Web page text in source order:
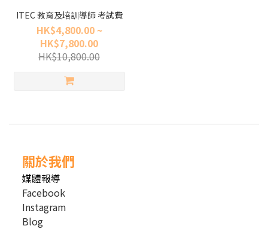
ITEC 教育及培訓導師 考試費
HK$4,800.00 ~
HK$7,800.00
HK$10,800.00
關於我們
媒體報導
Facebook
Instagram
Blog